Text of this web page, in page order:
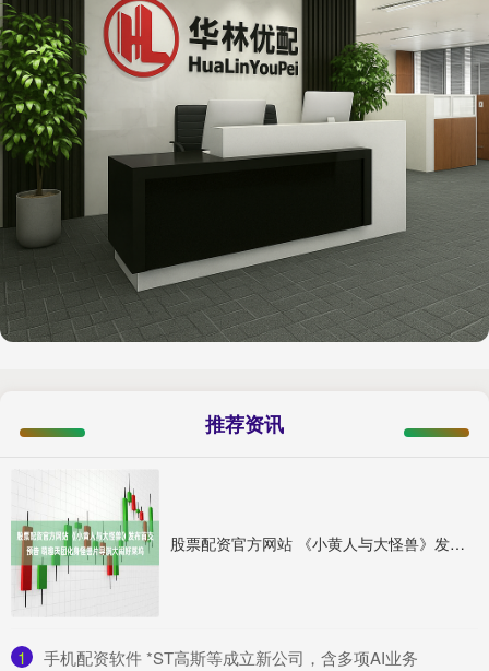
推荐资讯
股票配资官方网站 《小黄人与大怪兽》发布首支预告 萌趣天团化身怪兽片导演大闹好莱坞
1 ​手机配资软件 *ST高斯等成立新公司，含多项AI业务